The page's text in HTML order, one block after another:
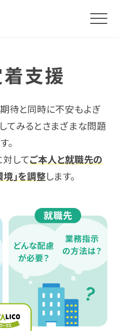
行支援
事例
ント
する 712
10:00〜17:00
支援
待と同時に不安もよぎ
てみるとさまざまな問題
。
してご本人と就職先の
境」を調整します。